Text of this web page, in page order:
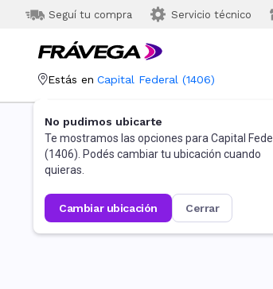
Seguí tu compra Servicio técnico
Estás en Capital Federal (1406)
No pudimos ubicarte
Te mostramos las opciones para Capital
(1406). Podés cambiar tu ubicación cuando
quieras.
cambiar ubicación cerrar